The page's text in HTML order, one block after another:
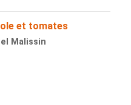
et tomates
Malissin